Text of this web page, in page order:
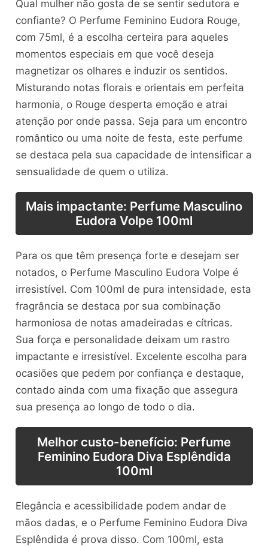
Qual mulher não gosta de se sentir sedutora e
confiante? O Perfume Feminino Eudora Rouge,
com 75ml, é a escolha certeira para aqueles
momentos especiais em que você deseja
magnetizar os olhares e induzir os sentidos.
Misturando notas florais e orientais em perfeita
harmonia, o Rouge desperta emoção e atrai
atenção por onde passa. Seja para um encontro
romântico ou uma noite de festa, este perfume
se destaca pela sua capacidade de intensificar a
sensualidade de quem o utiliza.
Mais impactante: Perfume Masculino
Eudora Volpe 100ml
Para os que têm presença forte e desejam ser
notados, o Perfume Masculino Eudora Volpe é
irresistível. Com 100ml de pura intensidade, esta
fragrância se destaca por sua combinação
harmoniosa de notas amadeiradas e cítricas.
Sua força e personalidade deixam um rastro
impactante e irresistível. Excelente escolha para
ocasiões que pedem por confiança e destaque,
contado ainda com uma fixação que assegura
sua presença ao longo de todo o dia.
Melhor custo-benefício: Perfume
Feminino Eudora Diva Esplêndida
100ml
Elegância e acessibilidade podem andar de
mãos dadas, e o Perfume Feminino Eudora Diva
Esplêndida é prova disso. Com 100ml, esta